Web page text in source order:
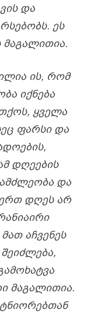
ᲓᲐ
ᲔᲡ
ᲛᲐᲒᲐᲚᲘᲗᲘᲐ.
ᲘᲡ, ᲠᲝᲛ
ᲘᲥᲜᲔᲑᲐ
ᲧᲕᲔᲚᲐ
ᲤᲐᲠᲡᲘ ᲓᲐ
ᲓᲦᲔᲔᲑᲘᲡ
ᲓᲐ
ᲔᲠᲗ ᲓᲦᲔᲡ ᲐᲠ
ᲐᲩᲕᲔᲜᲔᲡ
ᲛᲐᲒᲐᲚᲘᲗᲘᲐ.